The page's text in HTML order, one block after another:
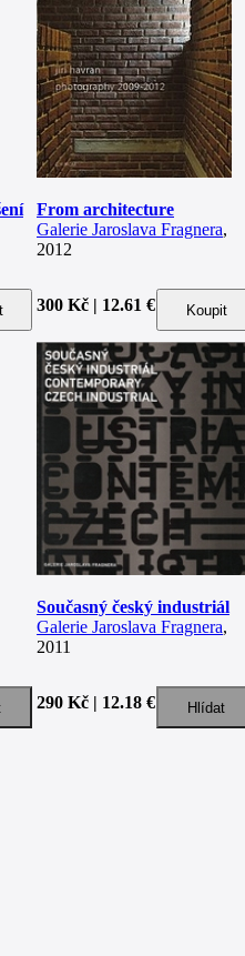
From architecture
Galerie Jaroslava Fragnera,
2012
300 Kč | 12.61 €
Současný český industriál
Galerie Jaroslava Fragnera,
2011
290 Kč | 12.18 €